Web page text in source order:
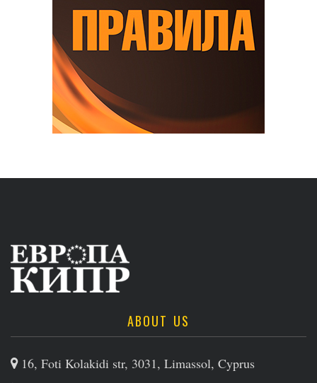
ABOUT US
16, Foti Kolakidi str, 3031, Limassol, Cyprus